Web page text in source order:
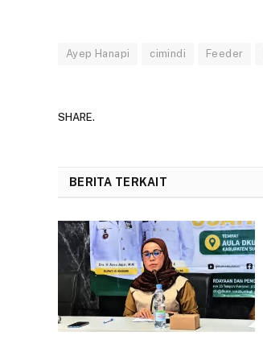
Ayep Hanapi cimindi Feeder
SHARE.
BERITA TERKAIT